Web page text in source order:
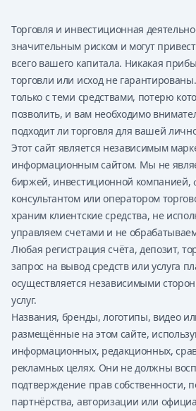
Торговля и инвестиционная
значительным риском и могут
всего вашего капитала. Никакая
торговли или исход не
только с теми средствами, потерю
позволить, и вам необходимо
подходит ли торговля для вашей
Этот сайт является независимым
информационным сайтом. Мы не
биржей, инвестиционной компанией,
консультантом или оператором
храним клиентские средства, не
управляем счетами и не
Любая регистрация счёта, депозит,
запрос на вывод средств или услуга
осуществляется независимыми
услуг.
Названия, бренды, логотипы, видео
размещённые на этом сайте,
информационных, редакционных,
рекламных целях. Они не должны
подтверждение прав собственности,
партнёрства, авторизации или